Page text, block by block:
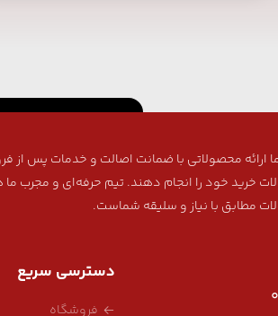
ارائه محصولاتی با ضمانت اصالت و خدمات پس از
خرید خود را انجام دهند. تیم حرفه‌ای و مجرب ما
مطابق با نیاز و سلیقه شماست.
دسترسی سریع
فروشگاه